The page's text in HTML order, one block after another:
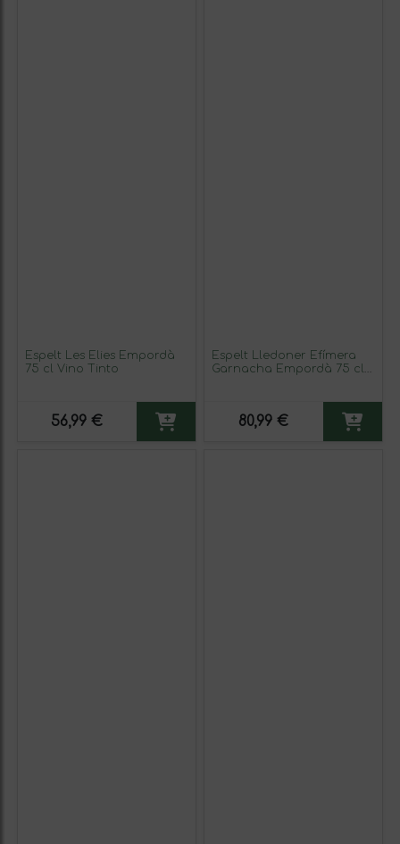
Espelt Les Elies Empordà
75 cl Vino Tinto
56,99 €
Espelt Lledoner Efímera
Garnacha Empordà 75 cl
80,99 €